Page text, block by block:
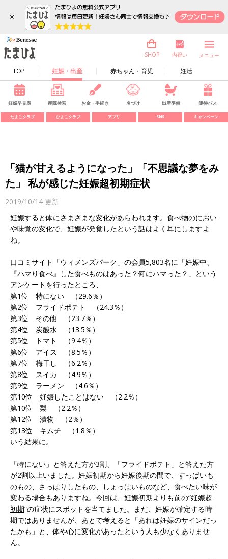
×
TOP 妊娠・出産 赤ちゃん・育児 妊活
SHOP 内祝い メニュー
妊娠早見表 産院検索 お金・手続き 名づけ 出産準備 優待パス
たまごクラブ ひよこクラブ アプリ SNS キャンペーン
「猫が甘えるようになった」「不思議な夢をみ
た」 私が感じた妊娠超初期症状
2019/10/14 更新
妊娠すると体にさまざまな変化があらわれます。食べ物のにおい
や味覚の変化で、妊娠が発覚したという話はよく耳にしますよ
ね。
口コミサイト「ウィメンズパーク」の会員5,803名に「妊娠中、
『ハマり食べ』した食べものはあった？何にハマった？」という
アンケートを行ったところ、
第1位 特にない （29.6％）
第2位 フライドポテト （24.3％）
第3位 その他 （23.7％）
第4位 炭酸水 （13.5％）
第5位 トマト （9.4％）
第6位 アイス （8.5％）
第7位 梅干し （6.2％）
第8位 スイカ （4.9％）
第9位 ラーメン （4.6％）
第10位 妊娠したことはない （2.2％）
第10位 梨 （2.2％）
第12位 漬物 （2％）
第13位 キムチ （1.8％）
いう結果に。
「特にない」と答えた方が3割、「フライドポテト」と答えた方
が2割以上いました。妊娠初期から妊娠後期の間で、すっぱいも
のもの、さっぱりしたもの、しょっぱいものなど、食べたい味が
変わる場合もありますね。今回は、妊娠初期よりも前の“妊娠超
初期”の症状にスポットを当てました。まだ、妊娠が確定する時
期ではありませんが、あとで考えると「あれは妊娠のサインだっ
たかも」と、体や心に変化があったという人も少なくありませ
ん。